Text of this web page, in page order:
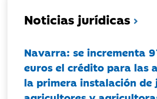
Noticias jurídicas
Navarra: se incrementa
euros el crédito para las
la primera instalación de